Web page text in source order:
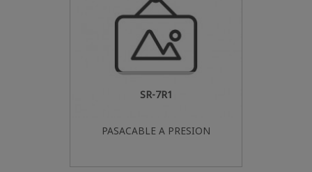
SR-7R1
PASACABLE A PRESION